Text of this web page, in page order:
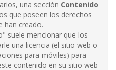
una sección Contenido
que poseen los derechos
han creado.
suele mencionar que los
una licencia (el sitio web o
para móviles) para
contenido en su sitio web